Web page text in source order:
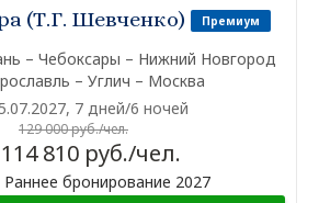
(Т.Г. Шевченко) Премиум
– Чебоксары – Нижний Новгород
– Углич – Москва
7 дней/6 ночей
129 000 руб./чел.
810 руб./чел.
Раннее бронирование 2027